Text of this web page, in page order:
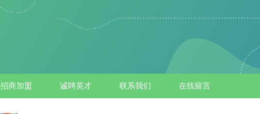
招商加盟 诚聘英才 联系我们 在线留言